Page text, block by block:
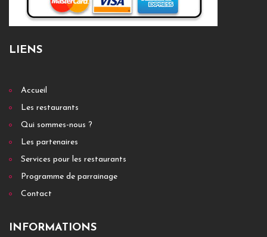
LIENS
Accueil
Les restaurants
Qui sommes-nous ?
Les partenaires
Services pour les restaurants
Programme de parrainage
Contact
INFORMATIONS